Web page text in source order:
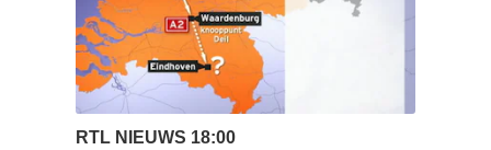
RTL NIEUWS 18:00